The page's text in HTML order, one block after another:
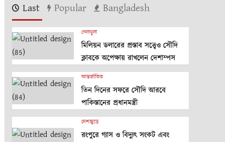
Last Popular Bangladesh
খেলাধুলা
মিলিয়ন ডলারের প্রস্তাব সত্ত্বেও সৌদি
ক্লাবকে অপেক্ষায় রাখলেন দেশাম্পস
আন্তর্জাতিক
তিন দিনের সফরে সৌদি আরবে
পাকিস্তানের প্রধানমন্ত্রী
দেশজুড়ে
রংপুরে গ্যাস ও বিদ্যুৎ সংকট এবং